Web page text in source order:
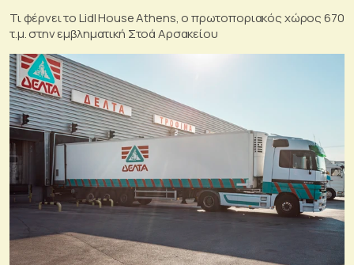
Τι φέρνει το Lidl House Athens, ο πρωτοποριακός χώρος 670
τ.μ. στην εμβληματική Στοά Αρσακείου